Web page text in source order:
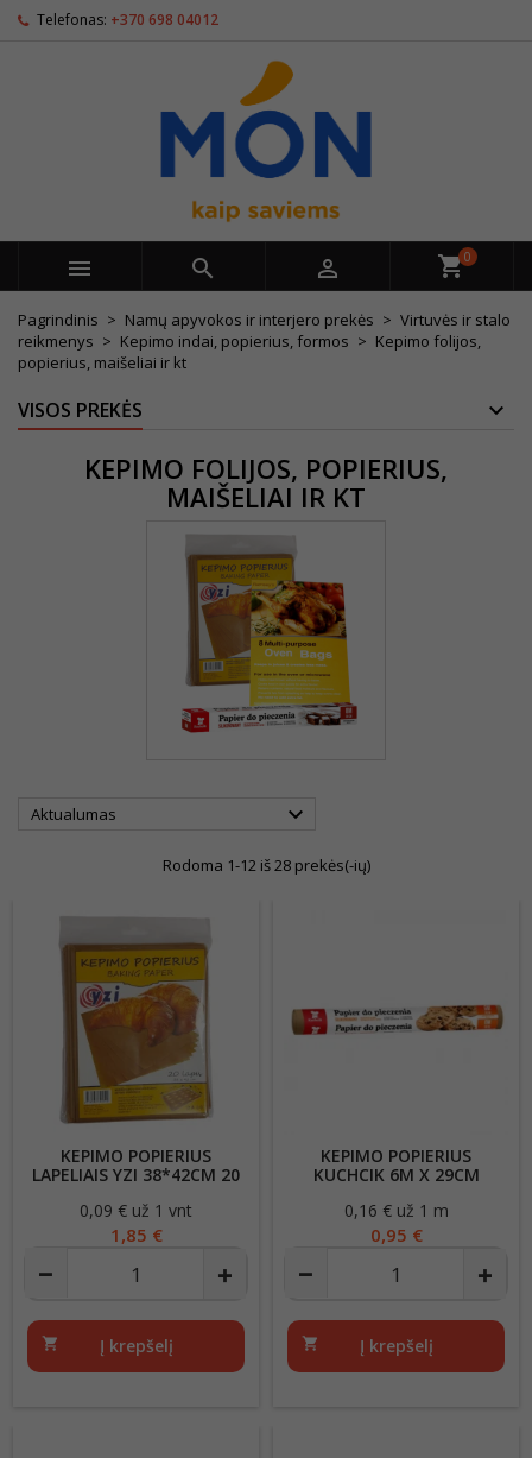
Telefonas: +370 698 04012
   0
Pagrindinis Namų apyvokos ir interjero prekės
Virtuvės ir stalo
reikmenys
Kepimo indai, popierius, formos
Kepimo folijos,
popierius, maišeliai ir kt
VISOS PREKĖS
KEPIMO FOLIJOS, POPIERIUS,
MAIŠELIAI IR KT
Aktualumas 
Rodoma 1-12 iš 28 prekės(-ių)
KEPIMO POPIERIUS
LAPELIAIS YZI 38*42CM 20
Kaina
0,09 € už 1 vnt
1,85 €
shopping_cart Į krepšelį
KEPIMO POPIERIUS
KUCHCIK 6M X 29CM
Kaina
0,16 € už 1 m
0,95 €
shopping_cart Į krepšelį